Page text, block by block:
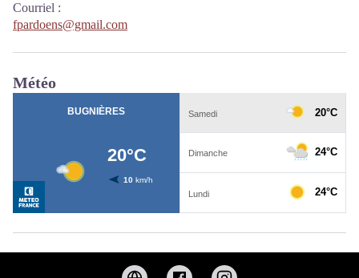
Courriel :
fpardoens@gmail.com
Météo